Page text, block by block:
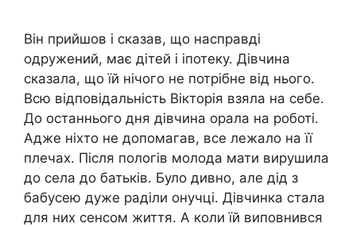
Він прийшов і сказав, що насправді
одружений, має дітей і іпотеку. Дівчина
сказала, що їй нічого не потрібне від нього.
Всю відповідальність Вікторія взяла на себе.
До останнього дня дівчина орала на роботі.
Адже ніхто не допомагав, все лежало на її
плечах. Після пологів молода мати вирушила
до села до батьків. Було дивно, але дід з
бабусею дуже раділи онучці. Дівчинка стала
для них сенсом життя. А коли їй виповнився